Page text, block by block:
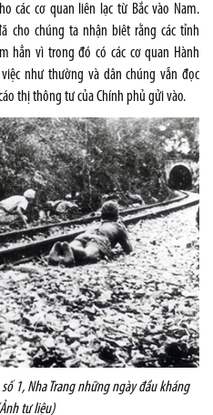
các cơ quan liên lạc từ Bắc vào Nam.
cho chúng ta nhận biêt rằng các tỉnh
hẳn vì trong đó có các cơ quan Hành
như thường và dân chúng vẫn đọc
thị thông tư của Chính phủ gửi vào.
1, Nha Trang những ngày đầu kháng
tư liệu)